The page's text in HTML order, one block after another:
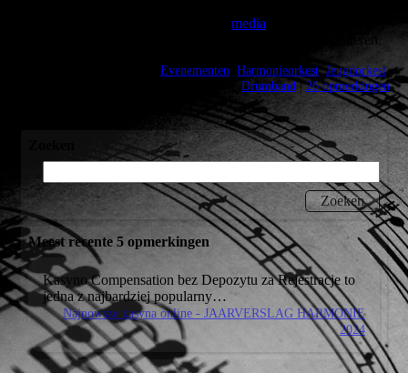
media
Hier kunt u ook de foto’s van het jubileumconcert bewonderen.
Evenementen Harmonieorkest,Jeugdorkest,
Drumband|26 opmerkingen
Meest recente 5 opmerkingen
Kasyno Compensation bez Depozytu za Rejestracje to
jedna z najbardziej popularny…
Najnowsze kasyna online - JAARVERSLAG HARMONIE
2024